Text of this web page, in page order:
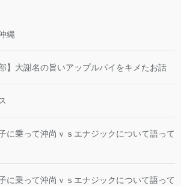
縄
】大謝名の旨いアップルパイをキメたお話
に乗って沖尚ｖｓエナジックについて語って
に乗って沖尚ｖｓエナジックについて語って